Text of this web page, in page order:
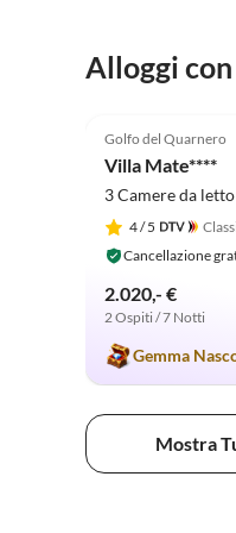
Alloggi
Golfo del Quarnero
Villa Mate****
3 Camere da letto
4/ 5
Cancellazione
2.020,- €
2 Ospiti / 7 Notti
Gemma
Mostra